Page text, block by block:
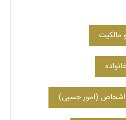
مالکیت
(امور حِسبی)